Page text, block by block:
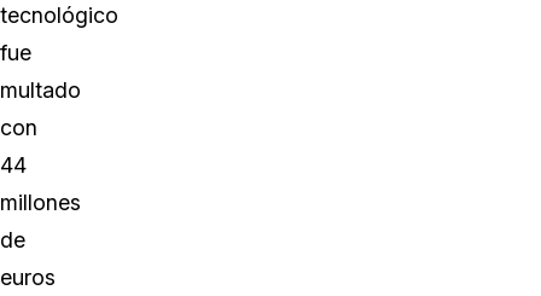
tecnológico
fue
multado
con
44
millones
de
euros